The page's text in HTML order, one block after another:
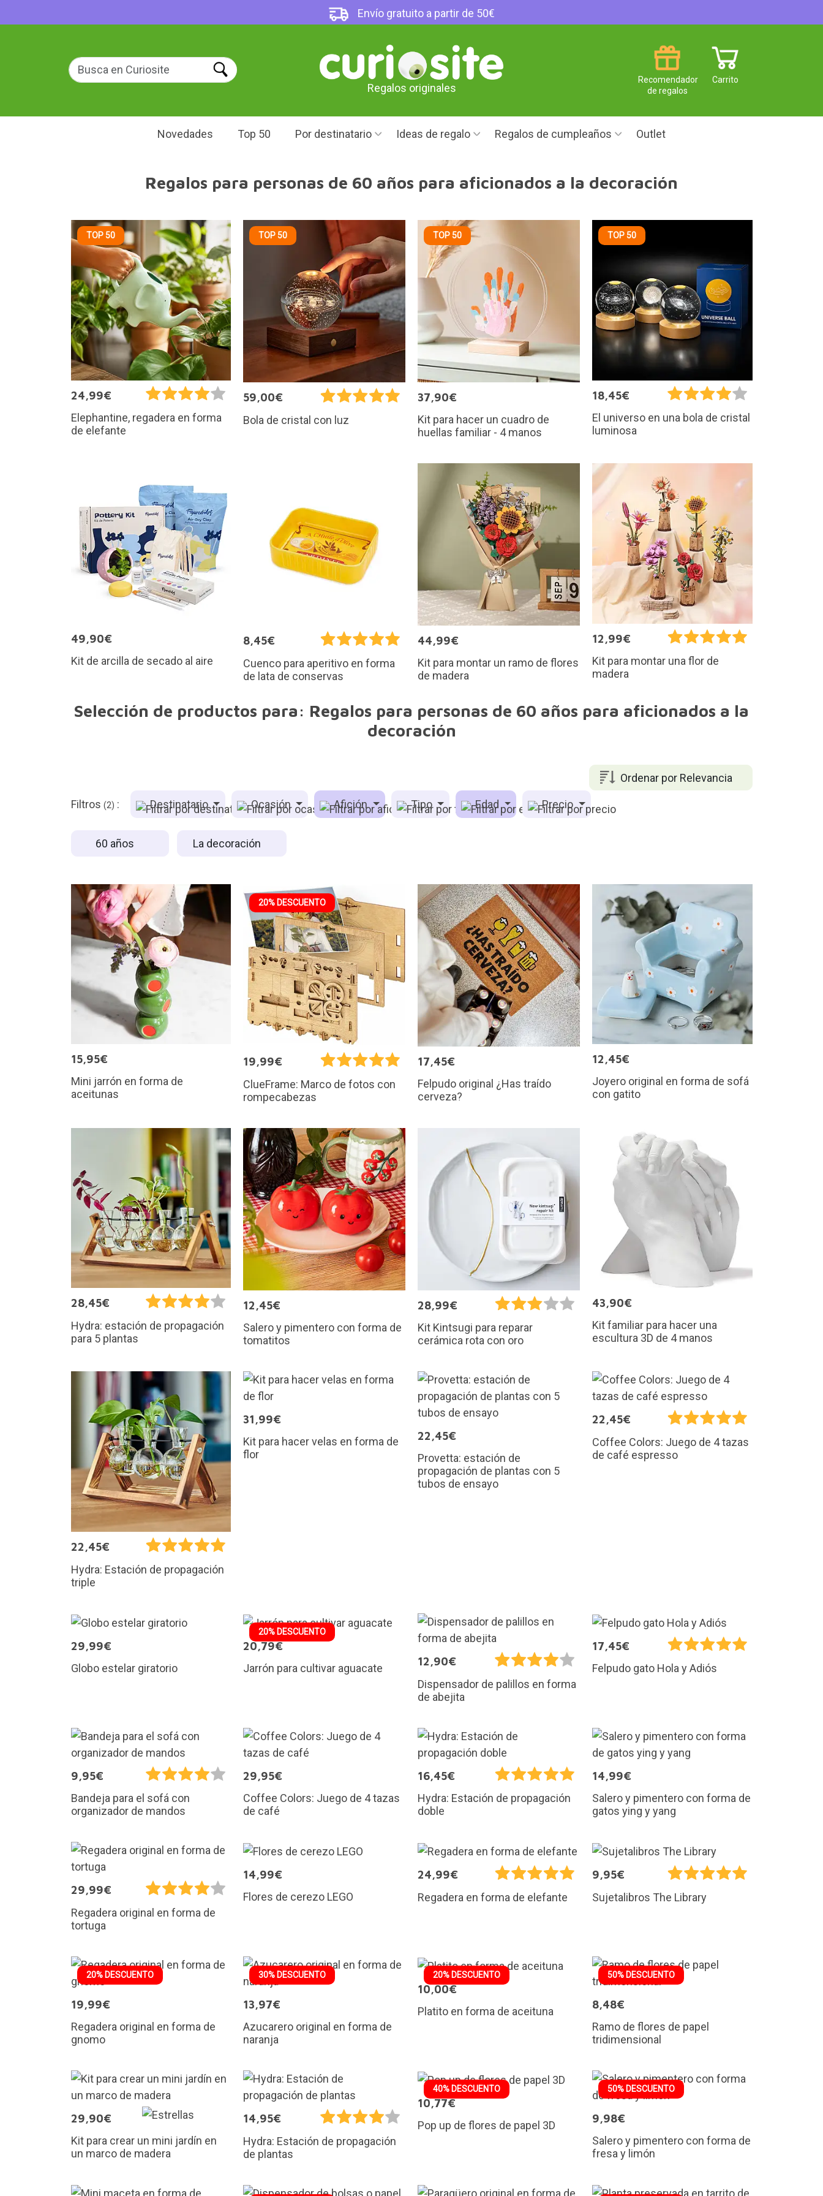
Envío gratuito a partir de 50€
Regalos originales
Carrito
Recomendador
de regalos
Novedades Top 50 Por destinatario Ideas de regalo Regalos de cumpleaños Outlet
Regalos para personas de 60 años para aficionados a la decoración
TOP 50
24,99€
Elephantine, regadera en forma
de elefante
TOP 50
59,00€
Bola de cristal con luz
TOP 50
37,90€
Kit para hacer un cuadro de
huellas familiar - 4 manos
TOP 50
18,45€
El universo en una bola de cristal
luminosa
49,90€
Kit de arcilla de secado al aire
8,45€
Cuenco para aperitivo en forma
de lata de conservas
44,99€
Kit para montar un ramo de flores
de madera
12,99€
Kit para montar una flor de
madera
Selección de productos para: Regalos para personas de 60 años para aficionados a la
decoración
Ordenar por Relevancia
Filtros (2) : Destinatario Ocasión Afición Tipo Edad Precio
60 años La decoración
15,95€
Mini jarrón en forma de
aceitunas
20% DESCUENTO
19,99€
ClueFrame: Marco de fotos con
rompecabezas
17,45€
Felpudo original ¿Has traído
cerveza?
12,45€
Joyero original en forma de sofá
con gatito
28,45€
Hydra: estación de propagación
para 5 plantas
12,45€
Salero y pimentero con forma de
tomatitos
28,99€
Kit Kintsugi para reparar
cerámica rota con oro
43,90€
Kit familiar para hacer una
escultura 3D de 4 manos
22,45€
Hydra: Estación de propagación
triple
31,99€
Kit para hacer velas en forma de
flor
22,45€
Provetta: estación de
propagación de plantas con 5
tubos de ensayo
22,45€
Coffee Colors: Juego de 4 tazas
de café espresso
29,99€
Globo estelar giratorio
20% DESCUENTO
20,79€
Jarrón para cultivar aguacate
12,90€
Dispensador de palillos en forma
de abejita
17,45€
Felpudo gato Hola y Adiós
9,95€
Bandeja para el sofá con
organizador de mandos
29,95€
Coffee Colors: Juego de 4 tazas
de café
16,45€
Hydra: Estación de propagación
doble
14,99€
Salero y pimentero con forma de
gatos ying y yang
29,99€
Regadera original en forma de
tortuga
14,99€
Flores de cerezo LEGO
24,99€
Regadera en forma de elefante
9,95€
Sujetalibros The Library
20% DESCUENTO
19,99€
Regadera original en forma de
gnomo
30% DESCUENTO
13,97€
Azucarero original en forma de
naranja
20% DESCUENTO
10,00€
Platito en forma de aceituna
50% DESCUENTO
8,48€
Ramo de flores de papel
tridimensional
29,90€
Kit para crear un mini jardín en
un marco de madera
14,95€
Hydra: Estación de propagación
de plantas
40% DESCUENTO
10,77€
Pop up de flores de papel 3D
50% DESCUENTO
9,98€
Salero y pimentero con forma de
fresa y limón